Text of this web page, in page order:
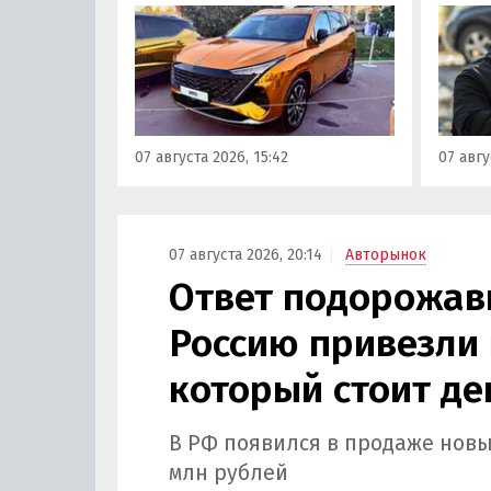
которые сейчас растет. На днях
на автомобильном фестивале
«ПроДвижение» на ВДНХ в
Москве в числе прочих
моделей «Москвича» был
представлен семиместный
кроссовер М90.
07 августа 2026, 15:42
могут
всего
07
07 августа 2026, 20:14 Авторынок
Ответ
Россию
который стоит
В РФ появился в продаже
млн рублей